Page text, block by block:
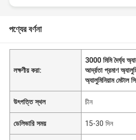
পণ্যের বর্ণনা
লক্ষণীয় করা:
3000 মিমি দৈর্ঘ্য
আর্দ্রতা প্রমাণ
অ্যালুমিনিয়াম মেটাল
উৎপত্তি স্থল চীন
ডেলিভারি সময় 15-30 দিন